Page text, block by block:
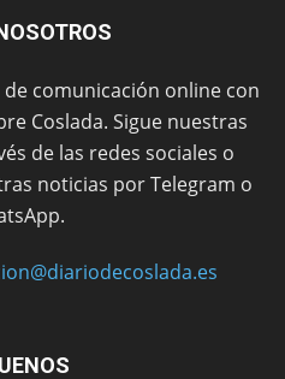
comunicación online con
Coslada. Sigue nuestras
de las redes sociales o
noticias por Telegram o